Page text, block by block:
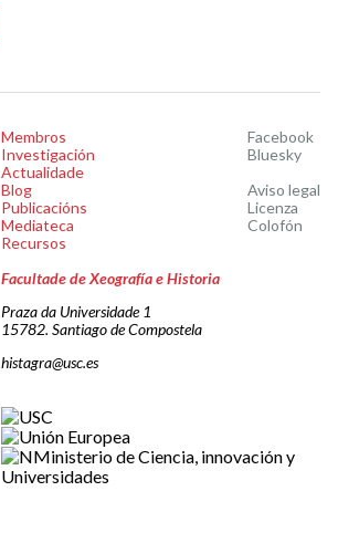
Membros
Investigación
Actualidade
Blog
Publicacións
Mediateca
Recursos
Facebook
Bluesky
Aviso legal
Licenza
Colofón
Facultade de Xeografía e Historia
Praza da Universidade 1
15782. Santiago de Compostela
histagra@usc.es